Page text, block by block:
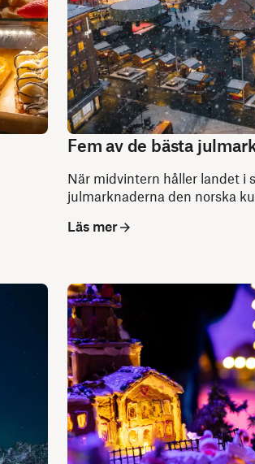
Fem av de bästa
När midvintern håller landet i
julmarknaderna den norska
Läs mer